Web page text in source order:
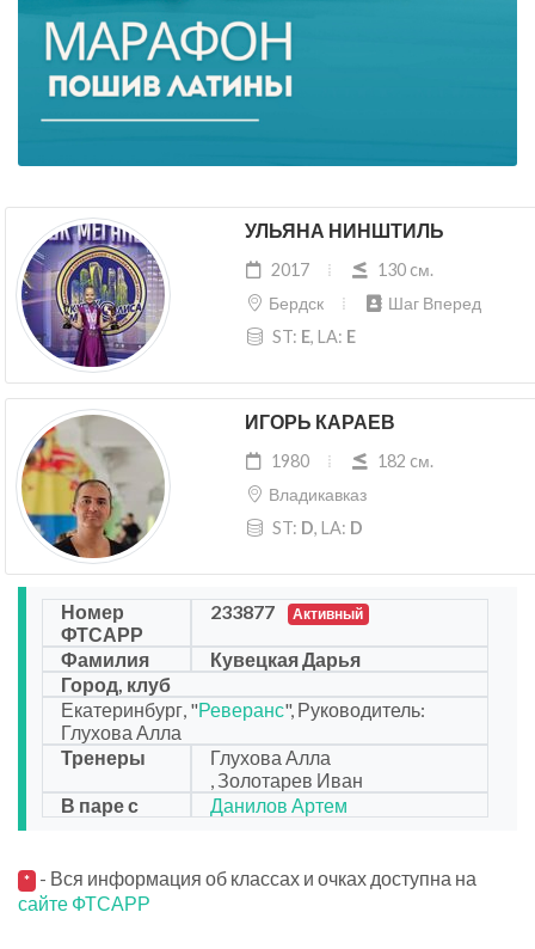
УЛЬЯНА НИНШТИЛЬ
2017
130 cм.
Бердск
Шаг Вперед
ST: E, LA: E
ИГОРЬ КАРАЕВ
1980
182 cм.
Владикавказ
ST: D, LA: D
Номер
ФТСАРР
233877 Активный
Фамилия
Кувецкая Дарья
Город, клуб
Екатеринбург, "Реверанс", Руководитель:
Глухова Алла
Тренеры
Глухова Алла
, Золотарев Иван
В паре с
Данилов Артем
* - Вся информация об классах и очках доступна на
сайте ФТСАРР